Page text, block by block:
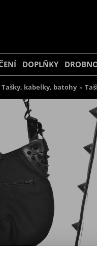
DOPLŇKY
Tašky, kabelky, batohy »